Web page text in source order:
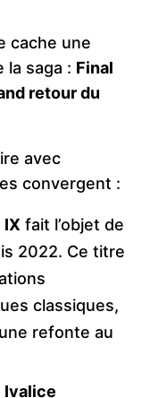
cache une
la saga : Final
retour du
avec
convergent :
IX fait l’objet de
2022. Ce titre
classiques,
refonte au
Ivalice